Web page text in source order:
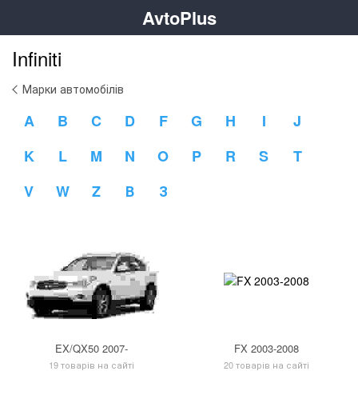
AvtoPlus
Infiniti
Марки автомобілів
A B C D F G H I
J
K
L M N O P R S
T
V
W Z В З
EX/QX50 2007-
19 товарів на сайті
FX 2003-2008
20 товарів на сайті